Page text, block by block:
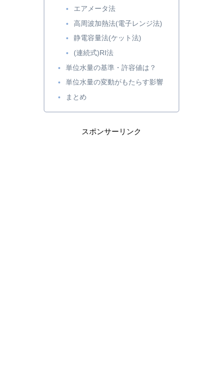
エアメータ法
高周波加熱法(電子レンジ法)
静電容量法(ケット法)
(連続式)RI法
単位水量の基準・許容値は？
単位水量の変動がもたらす影響
まとめ
スポンサーリンク